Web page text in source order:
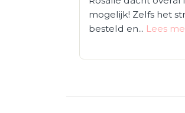
mogelijk! Zelfs het
besteld en... Lees